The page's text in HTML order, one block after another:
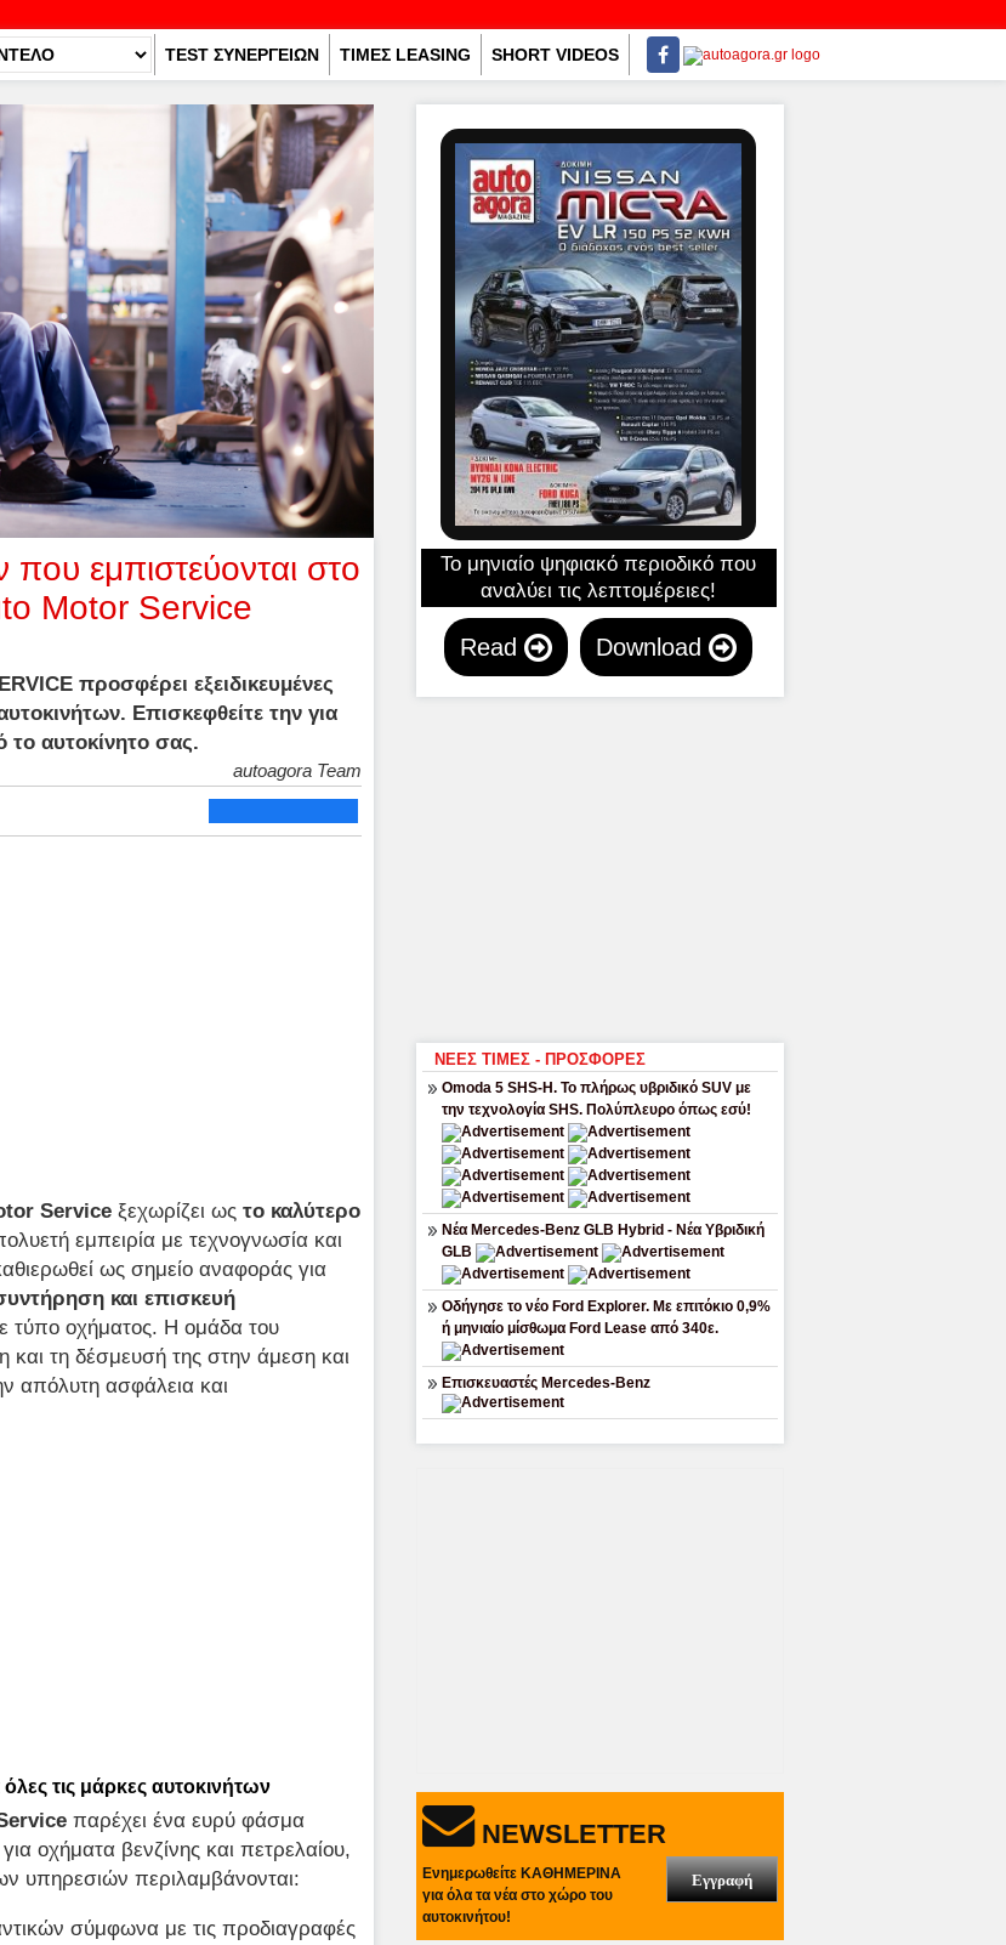
TEST ΣΥΝΕΡΓΕΙΩΝ ΤΙΜΕΣ LEASING SHORT VIDEOS
που εμπιστεύονται στο
Motor Service
προσφέρει εξειδικευμένες
Επισκεφθείτε την για
το αυτοκίνητο σας.
autoagora Team
Service ξεχωρίζει ως το καλύτερο
εμπειρία με τεχνογνωσία και
ως σημείο αναφοράς για
και επισκευή
τύπο οχήματος. Η ομάδα του
και τη δέσμευσή της στην άμεση και
απόλυτη ασφάλεια και
τις μάρκες αυτοκινήτων
παρέχει ένα ευρύ φάσμα
για οχήματα βενζίνης και πετρελαίου,
υπηρεσιών περιλαμβάνονται:
σύμφωνα με τις προδιαγραφές
Το μηνιαίο ψηφιακό περιοδικό που
αναλύει τις λεπτομέρειες!
Read Download
ΝΕΕΣ ΤΙΜΕΣ - ΠΡΟΣΦΟΡΕΣ
Omoda 5 SHS-H. Το πλήρως υβριδικό SUV με
την τεχνολογία SHS. Πολύπλευρο όπως εσύ!
Νέα Mercedes-Benz GLB Hybrid - Νέα Υβριδική
GLB
Οδήγησε το νέο Ford Explorer. Με επιτόκιο 0,9%
ή μηνιαίο μίσθωμα Ford Lease από 340ε.
Επισκευαστές Mercedes-Benz
NEWSLETTER
Ενημερωθείτε ΚΑΘΗΜΕΡΙΝΑ
για όλα τα νέα στο χώρο του
αυτοκινήτου!
Εγγραφή